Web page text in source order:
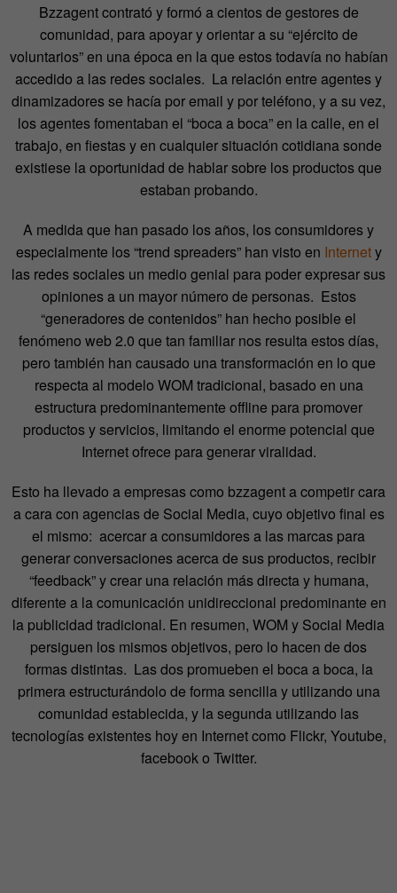
Bzzagent contrató y formó a cientos de gestores de
comunidad, para apoyar y orientar a su “ejército de
voluntarios” en una época en la que estos todavía no habían
accedido a las redes sociales. La relación entre agentes y
dinamizadores se hacía por email y por teléfono, y a su vez,
los agentes fomentaban el “boca a boca” en la calle, en el
trabajo, en fiestas y en cualquier situación cotidiana sonde
existiese la oportunidad de hablar sobre los productos que
estaban probando.
A medida que han pasado los años, los consumidores y
especialmente los “trend spreaders” han visto en Internety
las redes sociales un medio genial para poder expresar sus
opiniones a un mayor número de personas. Estos
“generadores de contenidos” han hecho posible el
fenómeno web 2.0 que tan familiar nos resulta estos días,
pero también han causado una transformación en lo que
respecta al modelo WOM tradicional, basado en una
estructura predominantemente offline para promover
productos y servicios, limitando el enorme potencial que
Internet ofrece para generar viralidad.
Esto ha llevado a empresas como bzzagent a competir cara
a cara con agencias de Social Media, cuyo objetivo final es
el mismo: acercar a consumidores a las marcas para
generar conversaciones acerca de sus productos, recibir
“feedback” y crear una relación más directa y humana,
diferente a la comunicación unidireccional predominante en
la publicidad tradicional. En resumen, WOM y Social Media
persiguen los mismos objetivos, pero lo hacen de dos
formas distintas. Las dos promueben el boca a boca, la
primera estructurándolo de forma sencilla y utilizando una
comunidad establecida, y la segunda utilizando las
tecnologías existentes hoy en Internet como Flickr, Youtube,
facebook o Twitter.